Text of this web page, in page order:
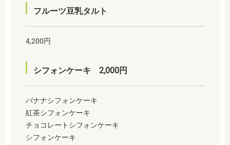
フルーツ豆乳タルト
4,200円
シフォンケーキ 2,000円
バナナシフォンケーキ
紅茶シフォンケーキ
チョコレートシフォンケーキ
シフォンケーキ